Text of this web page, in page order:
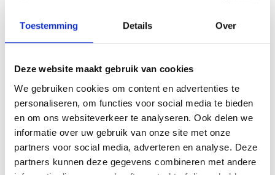
Toestemming Details Over
Deze website maakt gebruik van cookies
We gebruiken cookies om content en advertenties te
personaliseren, om functies voor social media te bieden
en om ons websiteverkeer te analyseren. Ook delen we
informatie over uw gebruik van onze site met onze
partners voor social media, adverteren en analyse. Deze
partners kunnen deze gegevens combineren met andere
Babystraatje.nl mag namens bloomon een jaar lang gratis
bloemen weggeven.
Babystraatje.nl
Klik hier en lees meer blogs…